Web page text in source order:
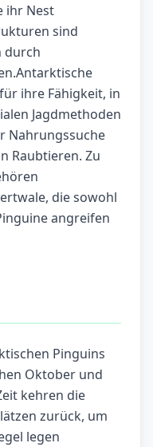
ihr Nest
sind
durch
ihre Fähigkeit, in
Jagdmethoden
Nahrungssuche
Raubtieren. Zu
die sowohl
angreifen
Pinguins
Oktober und
kehren die
zurück, um
legen